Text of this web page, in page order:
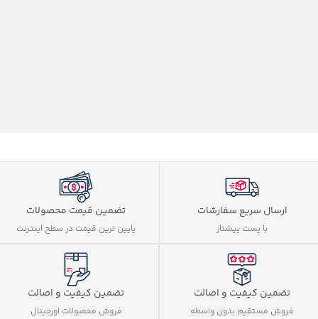
ارسال سریع سفارشات
با پست پیشتاز
تضمین قیمت محصولات
پایین ترین قیمت در سطح اینترنت
تضمین کیفیت و اصالت
فروش مستقیم بدون واسطه
تضمین کیفیت و اصالت
فروش محصولات اورجینال